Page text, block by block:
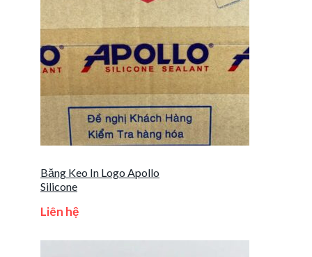
Băng Keo In Logo Apollo
Silicone
Liên hệ